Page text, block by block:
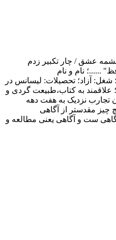
عشق / چار تکبیر زدم
......؛ نام و نام
آزاد؛ تحصیلات: لیسانس در
علاقمند به کتاب،طبیعت گردی و
تجارب نزدیک به هفت دهه
چیز مقدستر از آگاهی
ست و آگاهی یعنی مطالعه و